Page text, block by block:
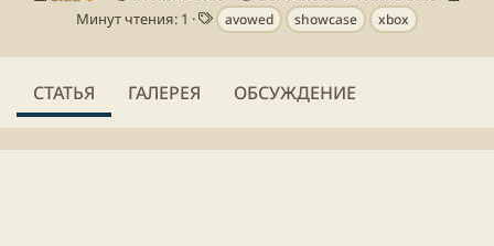
о
а
а
у
м
Минут чтения: 1
Т
е
г
avowed showcase xbox
СТАТЬЯ ГАЛЕРЕЯ ОБСУЖДЕНИЕ